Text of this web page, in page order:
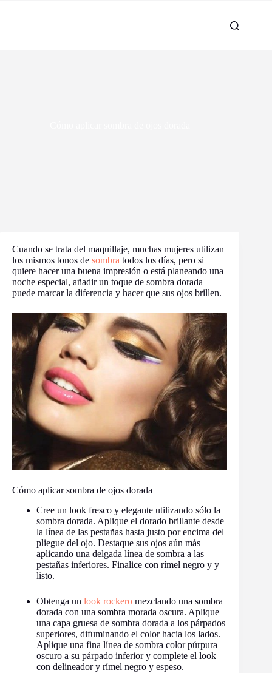
Cuando se trata del maquillaje, muchas mujeres utilizan
los mismos tonos de sombra todos los días, pero si
quiere hacer una buena impresión o está planeando una
noche especial, añadir un toque de sombra dorada
puede marcar la diferencia y hacer que sus ojos brillen.
Cómo aplicar sombra de ojos dorada
Cree un look fresco y elegante utilizando sólo la
sombra dorada. Aplique el dorado brillante desde
la línea de las pestañas hasta justo por encima del
pliegue del ojo. Destaque sus ojos aún más
aplicando una delgada línea de sombra a las
pestañas inferiores. Finalice con rímel negro y y
listo.
Obtenga un look rockero mezclando una sombra
dorada con una sombra morada oscura. Aplique
una capa gruesa de sombra dorada a los párpados
superiores, difuminando el color hacia los lados.
Aplique una fina línea de sombra color púrpura
oscuro a su párpado inferior y complete el look
con delineador y rímel negro y espeso.